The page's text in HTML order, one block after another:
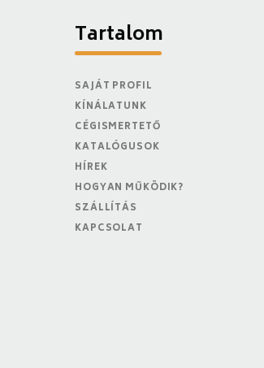
Tartalom
SAJÁT PROFIL
KÍNÁLATUNK
CÉGISMERTETŐ
KATALÓGUSOK
HÍREK
HOGYAN MŰKÖDIK?
SZÁLLÍTÁS
KAPCSOLAT